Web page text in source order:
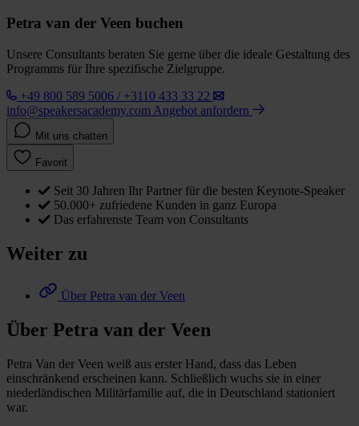
Petra van der Veen buchen
Unsere Consultants beraten Sie gerne über die ideale Gestaltung des
Programms für Ihre spezifische Zielgruppe.
+49 800 589 5006 / +3110 433 33 22
info@speakersacademy.com Angebot anfordern
Mit uns chatten
Favorit
Seit 30 Jahren Ihr Partner für die besten Keynote-Speaker
50.000+ zufriedene Kunden in ganz Europa
Das erfahrenste Team von Consultants
Weiter zu
Über Petra van der Veen
Über Petra van der Veen
Petra Van der Veen weiß aus erster Hand, dass das Leben
einschränkend erscheinen kann. Schließlich wuchs sie in einer
niederländischen Militärfamilie auf, die in Deutschland stationiert
war.